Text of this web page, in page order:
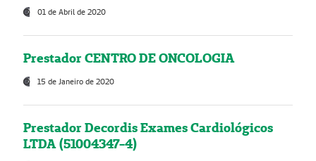
01 de Abril de 2020
Prestador CENTRO DE ONCOLOGIA
15 de Janeiro de 2020
Prestador Decordis Exames Cardiológicos
LTDA (51004347-4)